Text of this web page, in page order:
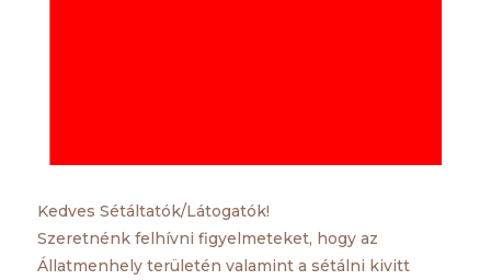
Kedves Sétáltatók/Látogatók!
Szeretnénk felhívni figyelmeteket, hogy az
Állatmenhely területén valamint a sétálni kivitt